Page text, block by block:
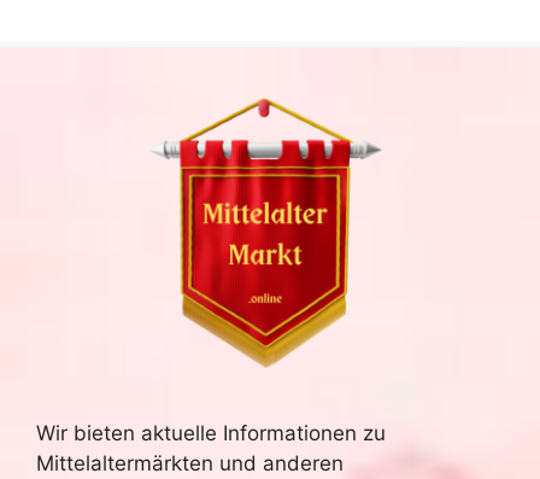
Wir bieten aktuelle Informationen zu
Mittelaltermärkten und anderen